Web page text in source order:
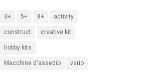
3+ 5+ 8+ activity
construct creative kit
hobby kits
Macchine d'assedio vario